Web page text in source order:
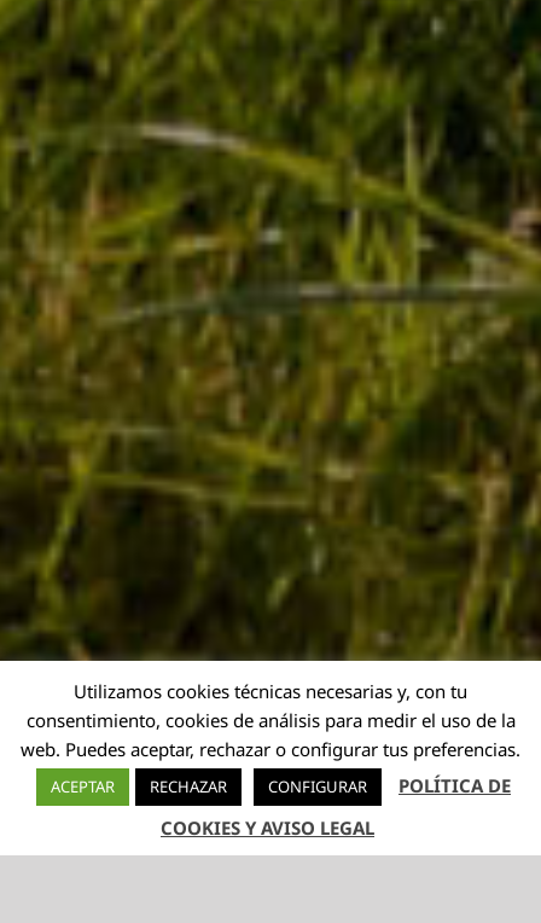
Utilizamos cookies técnicas necesarias y, con tu
consentimiento, cookies de análisis para medir el uso de la
web. Puedes aceptar, rechazar o configurar tus preferencias.
ACEPTAR RECHAZAR CONFIGURAR
POLÍTICA DE
COOKIES Y AVISO LEGAL